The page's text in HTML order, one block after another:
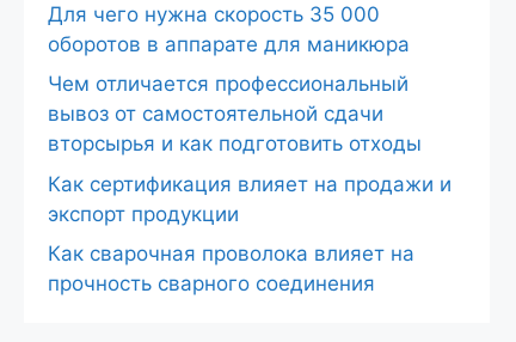
Для чего нужна скорость 35 000
оборотов в аппарате для маникюра
Чем отличается профессиональный
вывоз от самостоятельной сдачи
вторсырья и как подготовить отходы
Как сертификация влияет на продажи и
экспорт продукции
Как сварочная проволока влияет на
прочность сварного соединения